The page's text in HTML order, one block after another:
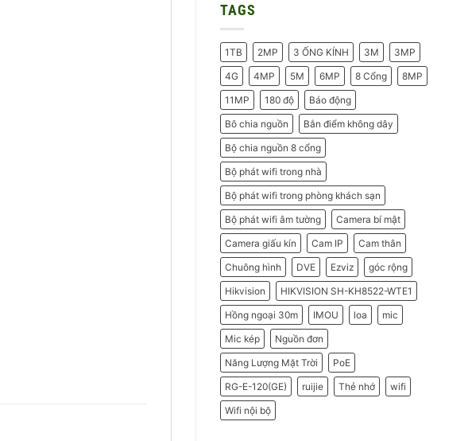
Camera
–
2026
ở
Do
Doanh
Nghiệp
Nên
Chọn
Máy
Chấm
Công
Hikvision
TAGS
1TB 2MP 3 ỐNG KÍNH 3M
3MP
4G
4MP 5M 6MP 8 Cổng
8MP
11MP
180 độ
Báo động
Bô chia nguồn
Bắn điểm không dây
Bộ chia nguồn 8 cổng
Bộ phát wifi trong nhà
Bộ phát wifi trong phòng khách sạn
Bộ phát wifi âm tường
Camera bí mật
Camera giấu kín
Cam IP
Cam thân
Chuông hình
DVE Ezviz
góc rộng
Hikvision
HIKVISION SH-KH8522-WTE1
Hồng ngoại 30m
IMOU loa
mic
Mic kép
Nguồn đơn
Năng Lượng Mặt Trời
PoE
RG-E-120(GE)
ruijie Thẻ nhớ
wifi
Wifi nội bộ